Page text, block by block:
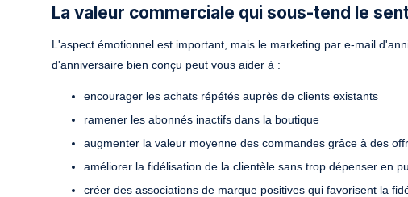
La valeur commerciale qui sous-tend le
L'aspect émotionnel est important, mais le marketing par e-mail
d'anniversaire bien conçu peut vous aider à :
encourager les achats répétés auprès de clients existants
ramener les abonnés inactifs dans la boutique
augmenter la valeur moyenne des commandes grâce à des
améliorer la fidélisation de la clientèle sans trop dépenser en
créer des associations de marque positives qui favorisent la